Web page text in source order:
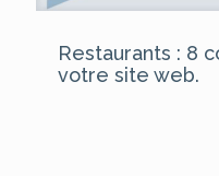
Restaurants : 8
votre site web.